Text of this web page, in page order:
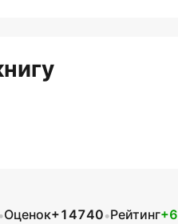
•Оценок+14740•Рейтинг+6